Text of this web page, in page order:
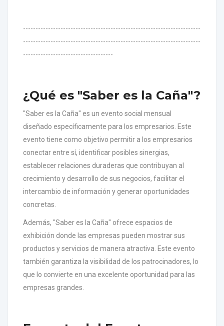
-----------------------------------------------------------------------
-----------------------------------------------------------------------
------------------------------------
¿Qué es "Saber es la Caña"?
"Saber es la Caña" es un evento social mensual
diseñado específicamente para los empresarios. Este
evento tiene como objetivo permitir a los empresarios
conectar entre sí, identificar posibles sinergias,
establecer relaciones duraderas que contribuyan al
crecimiento y desarrollo de sus negocios, facilitar el
intercambio de información y generar oportunidades
concretas.
Además, "Saber es la Caña" ofrece espacios de
exhibición donde las empresas pueden mostrar sus
productos y servicios de manera atractiva. Este evento
también garantiza la visibilidad de los patrocinadores, lo
que lo convierte en una excelente oportunidad para las
empresas grandes.